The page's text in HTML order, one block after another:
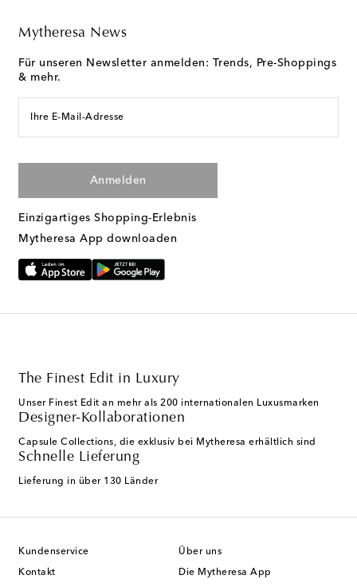
Mytheresa News
Für unseren Newsletter anmelden: Trends, Pre-Shoppings
& mehr.
Ihre E-Mail-Adresse
Anmelden
Einzigartiges Shopping-Erlebnis
Mytheresa App downloaden
The Finest Edit in Luxury
Unser Finest Edit an mehr als 200 internationalen Luxusmarken
Designer-Kollaborationen
Capsule Collections, die exklusiv bei Mytheresa erhältlich sind
Schnelle Lieferung
Lieferung in über 130 Länder
Kundenservice
Kontakt
Über uns
Die Mytheresa App